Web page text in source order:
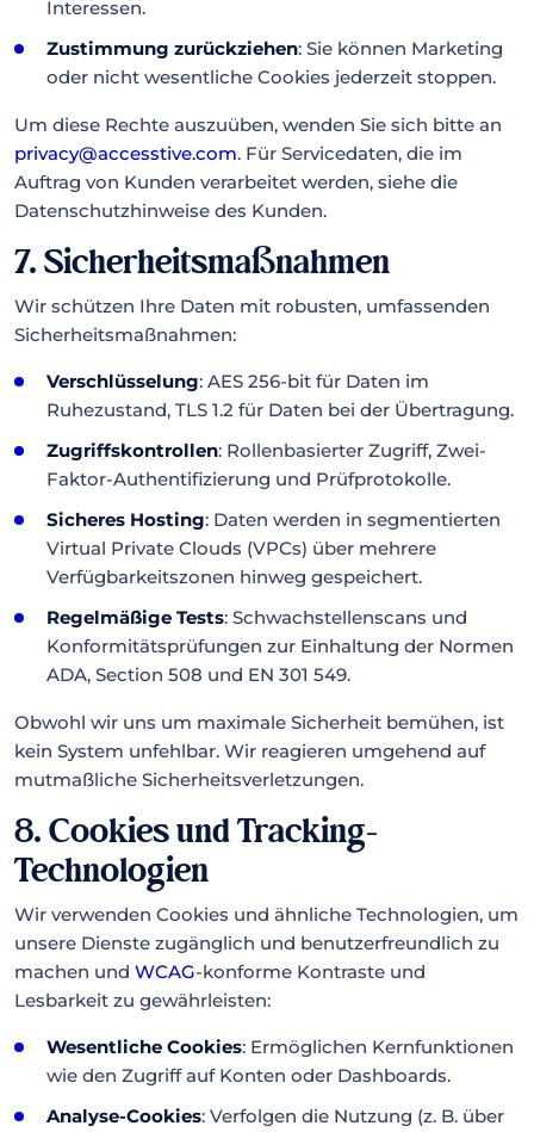
Interessen.
Zustimmung zurückziehen: Sie können Marketing
oder nicht wesentliche Cookies jederzeit stoppen.
Um diese Rechte auszuüben, wenden Sie sich bitte an
privacy@accesstive.com. Für Servicedaten, die im
Auftrag von Kunden verarbeitet werden, siehe die
Datenschutzhinweise des Kunden.
7. Sicherheitsmaßnahmen
Wir schützen Ihre Daten mit robusten, umfassenden
Sicherheitsmaßnahmen:
Verschlüsselung: AES 256-bit für Daten im
Ruhezustand, TLS 1.2 für Daten bei der Übertragung.
Zugriffskontrollen: Rollenbasierter Zugriff, Zwei-
Faktor-Authentifizierung und Prüfprotokolle.
Sicheres Hosting: Daten werden in segmentierten
Virtual Private Clouds (VPCs) über mehrere
Verfügbarkeitszonen hinweg gespeichert.
Regelmäßige Tests: Schwachstellenscans und
Konformitätsprüfungen zur Einhaltung der Normen
ADA, Section 508 und EN 301 549.
Obwohl wir uns um maximale Sicherheit bemühen, ist
kein System unfehlbar. Wir reagieren umgehend auf
mutmaßliche Sicherheitsverletzungen.
8. Cookies und Tracking-
Technologien
Wir verwenden Cookies und ähnliche Technologien, um
unsere Dienste zugänglich und benutzerfreundlich zu
machen und WCAG-konforme Kontraste und
Lesbarkeit zu gewährleisten:
Wesentliche Cookies: Ermöglichen Kernfunktionen
wie den Zugriff auf Konten oder Dashboards.
Analyse-Cookies: Verfolgen die Nutzung (z. B. über